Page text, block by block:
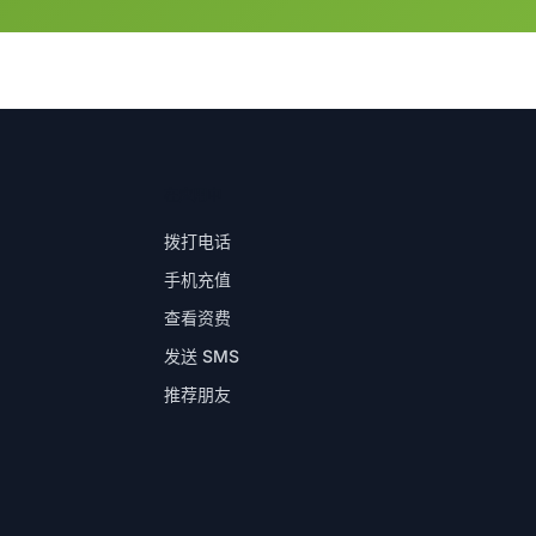
拨打电话
手机充值
查看资费
发送 SMS
推荐朋友